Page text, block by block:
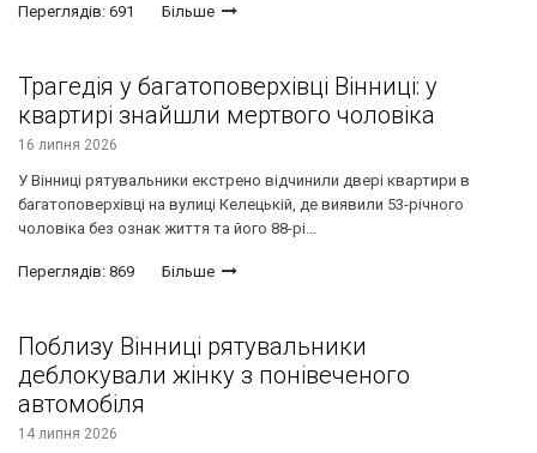
Переглядів: 691 Більше
Трагедія у багатоповерхівці Вінниці: у
квартирі знайшли мертвого чоловіка
16 липня 2026
У Вінниці рятувальники екстрено відчинили двері квартири в
багатоповерхівці на вулиці Келецькій, де виявили 53-річного
чоловіка без ознак життя та його 88-рі...
Переглядів: 869 Більше
Поблизу Вінниці рятувальники
деблокували жінку з понівеченого
автомобіля
14 липня 2026